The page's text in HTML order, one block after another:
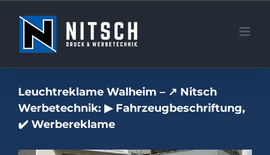
springen
Leuchtreklame Walheim – ↗️ Nitsch
Werbetechnik: ▶︎ Fahrzeugbeschriftung,
✔️ Werbereklame